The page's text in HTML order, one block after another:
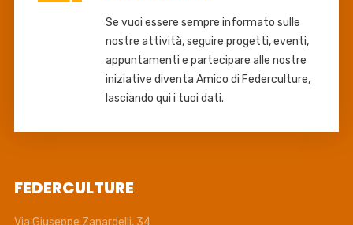
Se vuoi essere sempre informato sulle
nostre attività, seguire progetti, eventi,
appuntamenti e partecipare alle nostre
iniziative diventa Amico di Federculture,
lasciando qui i tuoi dati.
FEDERCULTURE
Via Giuseppe Zanardelli, 34